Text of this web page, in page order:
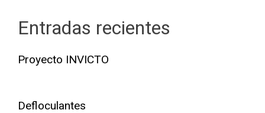
Entradas recientes
Proyecto INVICTO
Defloculantes